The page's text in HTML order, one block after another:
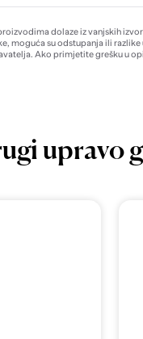
dolaze iz vanjskih
moguća su odstupanja ili
Ako primjetite grešku u
upravo